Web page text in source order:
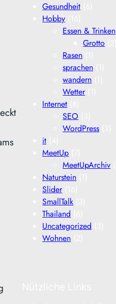
Gesundheit
Hobby
Essen & Trinken
Grotto
Rasen
sprachen
wandern
Wetter(1)
Internet
SEO
WordPress
it
MeetUp
MeetUpArchiv
Naturstein
Slider(16)
SmallTalk
Thailand
Uncategorized
Wohnen